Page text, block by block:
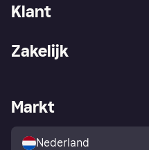
Klant
Winkeloverzicht
Kopersbescherming voor
consumenten
Zakelijk
Zakelijke login
Markt
Nederland